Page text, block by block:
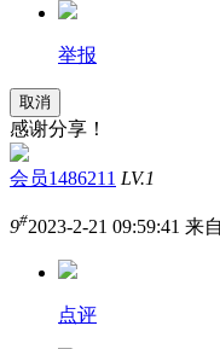
举报
取消
感谢分享！
会员1486211 LV.1
9#2023-2-21 09:59:41 来自
点评